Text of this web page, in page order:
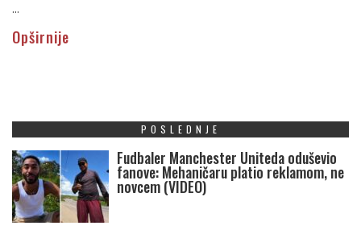
...
Opširnije
POSLEDNJE
Fudbaler Manchester Uniteda oduševio
fanove: Mehaničaru platio reklamom, ne
novcem (VIDEO)